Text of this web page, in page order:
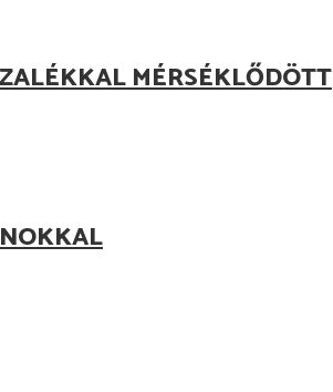
MÉRSÉKLŐDÖTT